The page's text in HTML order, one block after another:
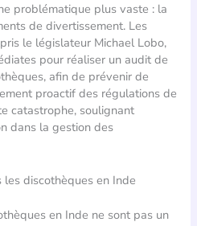
problématique plus vaste : la
de divertissement. Les
le législateur Michael Lobo,
pour réaliser un audit de
afin de prévenir de
proactif des régulations de
catastrophe, soulignant
dans la gestion des
les discothèques en Inde
en Inde ne sont pas un